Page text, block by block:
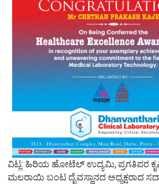
ವಿಟ್ಲ: ಹಿರಿಯ ಹೋಟೆಲ್ ಉದ್ಯಮಿ, ಪ್ರಗತಿಪರ
ಮಲರಾಯಿ ಬಂಟ ದೈವಸ್ಥಾನದ ಅಧ್ಯಕ್ಷರಾದ